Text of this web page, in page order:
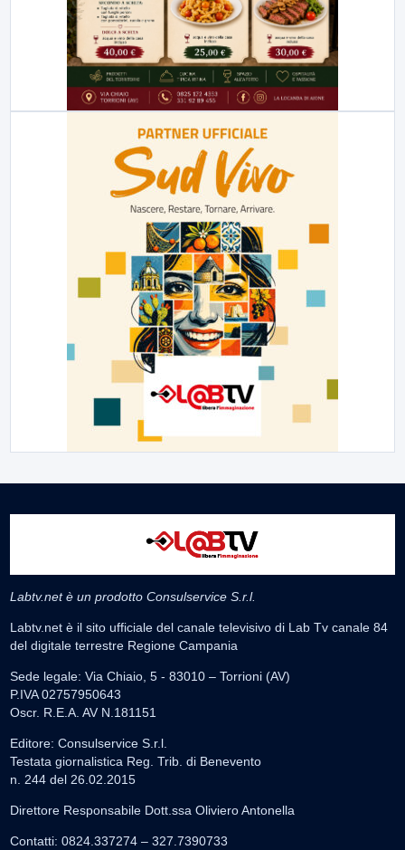
Labtv.net è un prodotto Consulservice S.r.l.
Labtv.net è il sito ufficiale del canale televisivo di Lab Tv canale 84
del digitale terrestre Regione Campania
Sede legale: Via Chiaio, 5 - 83010 – Torrioni (AV)
P.IVA 02757950643
Oscr. R.E.A. AV N.181151
Editore: Consulservice S.r.l.
Testata giornalistica Reg. Trib. di Benevento
n. 244 del 26.02.2015
Direttore Responsabile Dott.ssa Oliviero Antonella
Contatti: 0824.337274 – 327.7390733